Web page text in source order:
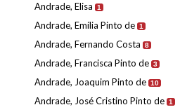
Andrade, Elisa 1
Andrade, Emília Pinto de 1
Andrade, Fernando Costa 8
Andrade, Francisca Pinto de 3
Andrade, Joaquim Pinto de 10
Andrade, José Cristino Pinto de 1